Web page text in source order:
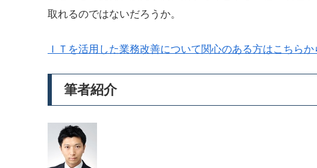
取れるのではないだろうか。
ＩＴを活用した業務改善について関心のある方はこちらか
筆者紹介